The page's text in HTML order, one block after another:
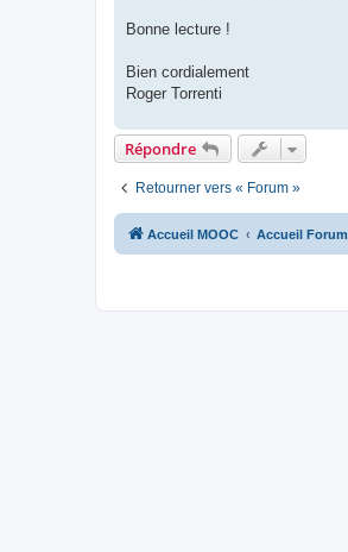
Bonne lecture !
Bien cordialement
Roger Torrenti
Répondre
Retourner vers « Forum »
Accueil MOOC Accueil Forum